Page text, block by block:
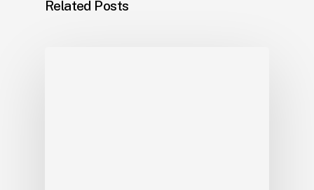
Related Posts